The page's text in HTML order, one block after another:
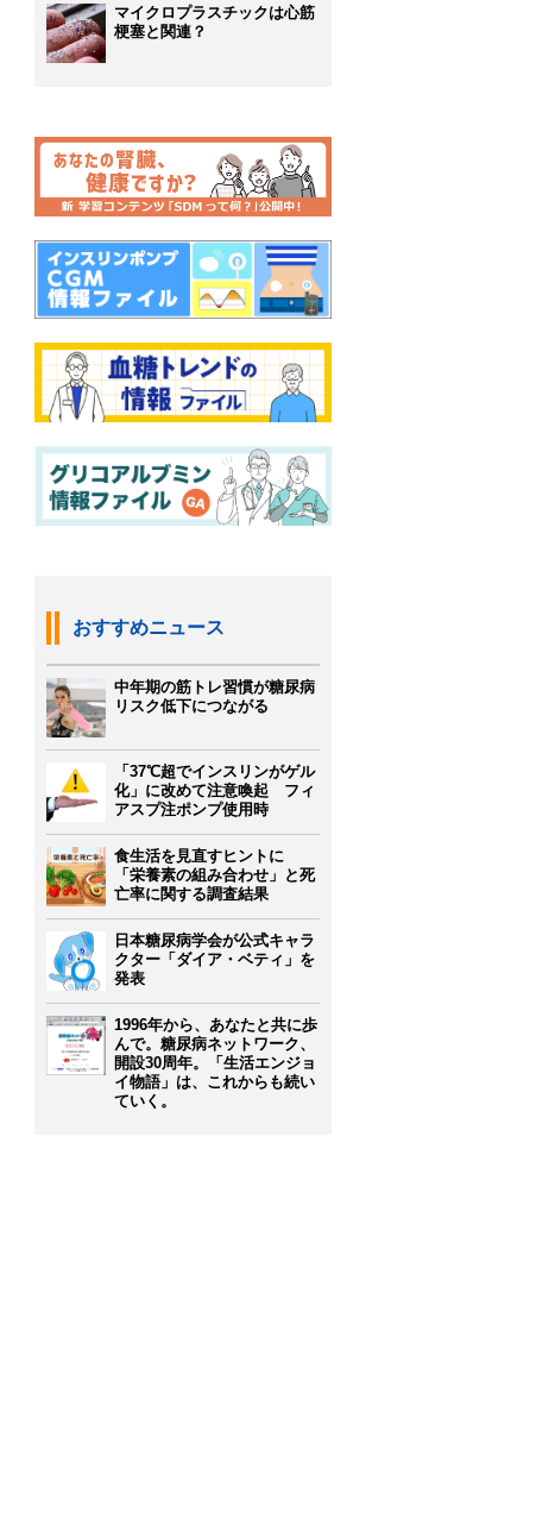
マイクロプラスチックは心筋
梗塞と関連？
おすすめニュース
中年期の筋トレ習慣が糖尿病
リスク低下につながる
「37℃超でインスリンがゲル
化」に改めて注意喚起 フィ
アスプ注ポンプ使用時
食生活を見直すヒントに
「栄養素の組み合わせ」と死
亡率に関する調査結果
日本糖尿病学会が公式キャラ
クター「ダイア・ベティ」を
発表
1996年から、あなたと共に歩
んで。糖尿病ネットワーク、
開設30周年。「生活エンジョ
イ物語」は、これからも続い
ていく。